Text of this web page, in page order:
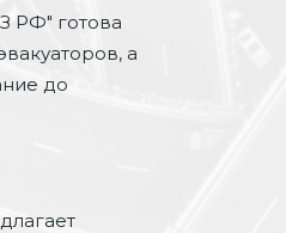
РФ" готова
а
до